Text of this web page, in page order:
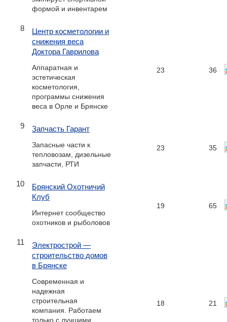
формой и инвентарем
8
Центр косметологии и
снижения веса
Доктора Гаврилова
Аппаратная и
эстетическая
косметология,
программы снижения
веса в Орле и Брянске
23 36
9 Запчасть Гарант
Запасные части к
тепловозам, дизельные
запчасти, РТИ
23 35
10
Брянский Охотничий
Клуб
Интернет сообщество
охотников и рыболовов
19 65
11
Электрострой —
строительство домов
в Брянске
Современная и
надежная
строительная
компания. Работаем
только с лучшими
18 21